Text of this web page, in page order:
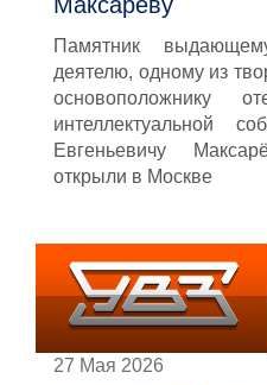
Памятник
деятелю, одному из
основоположнику
интеллектуальной
Евгеньевичу
открыли в Москве
27 Мая 2026